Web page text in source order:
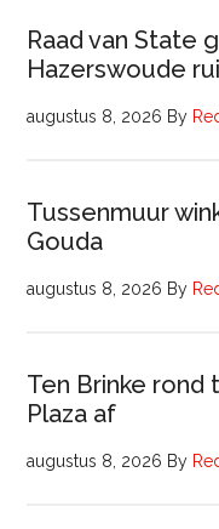
Raad van State
Hazerswoude
augustus 8, 2026 By
Tussenmuur
Gouda
augustus 8, 2026 By
Ten Brinke
Plaza af
augustus 8, 2026 By